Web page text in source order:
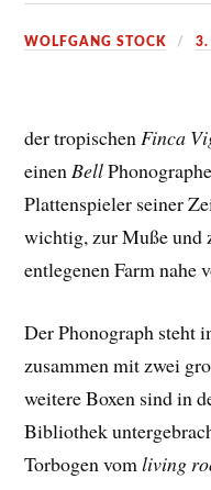
WOLFGANG STOCK 3.
der tropischenFinca
einenBell
Plattenspieler seiner
wichtig, zur Muße und
entlegenen Farm nahe
Der Phonograph steht
zusammen mit zwei
weitere Boxen sind in
Bibliothek
Torbogen vomliving